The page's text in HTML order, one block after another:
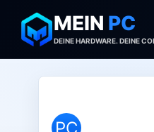
MEIN PC
DEINE HARDWARE. DEINE
PC